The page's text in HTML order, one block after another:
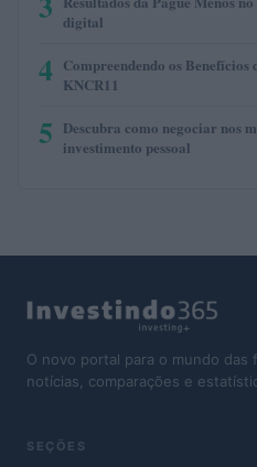
digital
4 Compreendendo os
KNCR11
5 Descubra como negociar nos
investimento pessoal
O novo portal para o mundo das
notícias, comparações e
SEÇÕES